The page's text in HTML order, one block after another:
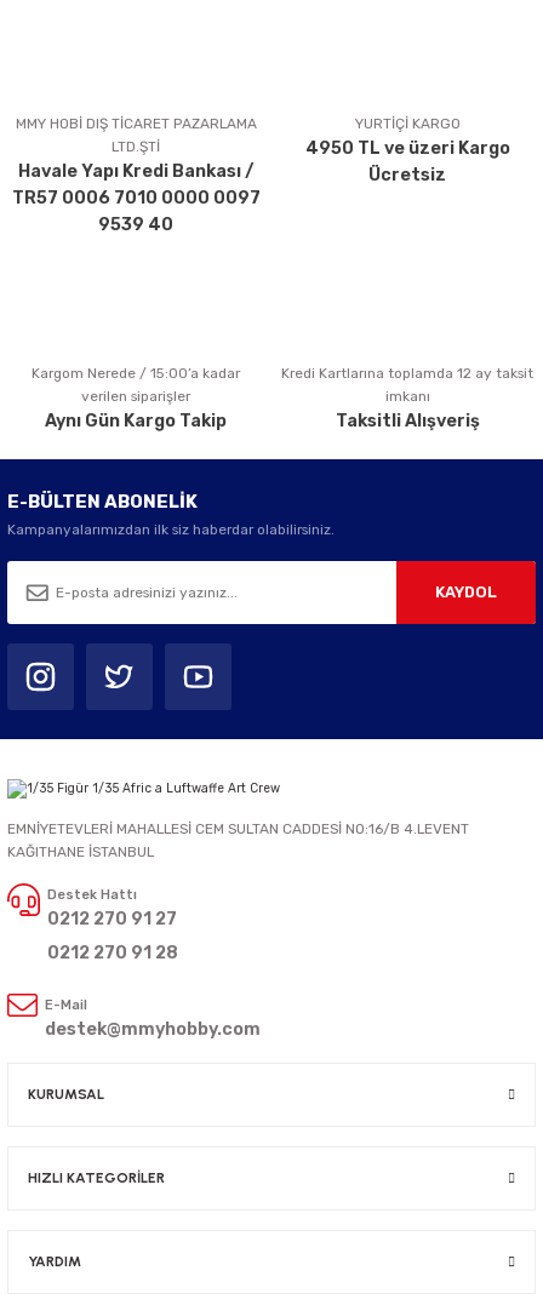
Ürün açıklamasında eksik bilgiler bulunuyor.
Ürün bilgilerinde hatalar bulunuyor.
Ürün fiyatı diğer sitelerden daha pahalı.
Bu ürüne benzer farklı alternatifler olmalı.
Gönder
MMY HOBİ DIŞ TİCARET PAZARLAMA
LTD.ŞTİ
Havale Yapı Kredi Bankası /
TR57 0006 7010 0000 0097
9539 40
YURTİÇİ KARGO
4950 TL ve üzeri Kargo
Ücretsiz
Kargom Nerede / 15:00’a kadar
verilen siparişler
Aynı Gün Kargo Takip
Kredi Kartlarına toplamda 12 ay taksit
imkanı
Taksitli Alışveriş
E-BÜLTEN ABONELİK
Kampanyalarımızdan ilk siz haberdar olabilirsiniz.
KAYDOL
EMNİYETEVLERİ MAHALLESİ CEM SULTAN CADDESİ NO:16/B 4.LEVENT
KAĞITHANE İSTANBUL
Destek Hattı
0212 270 91 27
0212 270 91 28
E-Mail
destek@mmyhobby.com
KURUMSAL
HIZLI KATEGORİLER
YARDIM